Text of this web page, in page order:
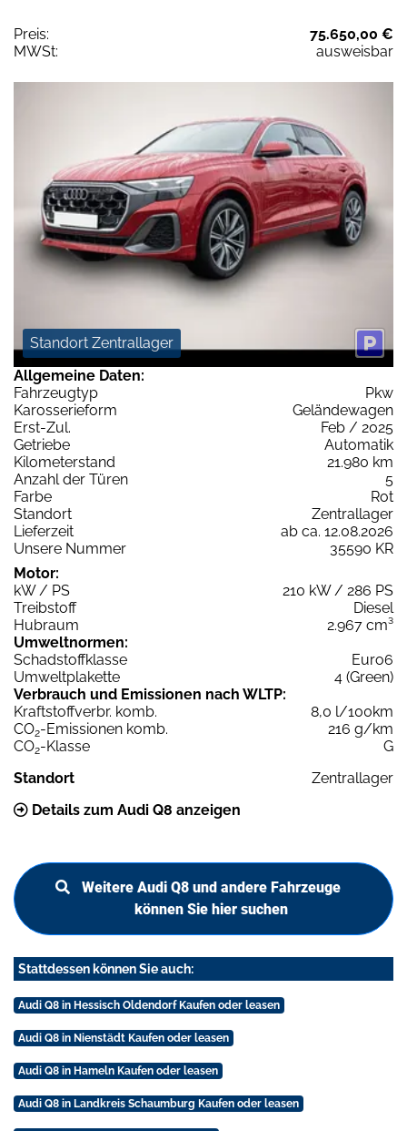
Preis:
75.650,00 €
MWSt:
ausweisbar
Standort Zentrallager
Allgemeine Daten:
Fahrzeugtyp
Pkw
Karosserieform
Geländewagen
Erst-Zul.
Feb / 2025
Getriebe
Automatik
Kilometerstand
21.980 km
Anzahl der Türen
5
Farbe
Rot
Standort
Zentrallager
Lieferzeit
ab ca. 12.08.2026
Unsere Nummer
35590 KR
Motor:
kW / PS
210 kW / 286 PS
Treibstoff
Diesel
Hubraum
2.967 cm³
Umweltnormen:
Schadstoffklasse
Euro6
Umweltplakette
4 (Green)
Verbrauch und Emissionen nach WLTP:
Kraftstoffverbr. komb.
8,0 l/100km
CO2-Emissionen komb.
216 g/km
CO2-Klasse
G
Standort
Zentrallager
Details zum Audi Q8 anzeigen
Weitere Audi Q8 und andere Fahrzeuge
können Sie hier suchen
Stattdessen können Sie auch:
Audi Q8 in Hessisch Oldendorf Kaufen oder leasen
Audi Q8 in Nienstädt Kaufen oder leasen
Audi Q8 in Hameln Kaufen oder leasen
Audi Q8 in Landkreis Schaumburg Kaufen oder leasen